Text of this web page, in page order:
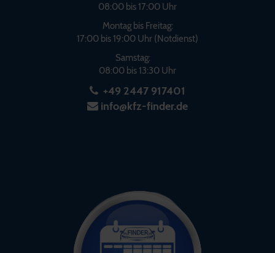
08:00 bis 17:00 Uhr
Montag bis Freitag:
17:00 bis 19:00 Uhr (Notdienst)
Samstag:
08:00 bis 13:30 Uhr
+49 2447 917401
info@kfz-finder.de